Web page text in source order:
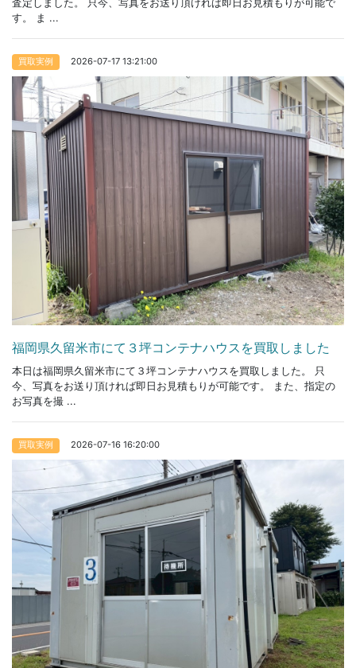
査定しました。 只今、写真をお送り頂ければ即日お見積もりが可能で
す。 ま ...
買取実例 2026-07-17 13:21:00
福岡県久留米市にて３坪コンテナハウスを買取しました
本日は福岡県久留米市にて３坪コンテナハウスを買取しました。 只
今、写真をお送り頂ければ即日お見積もりが可能です。 また、指定の
お写真を撮 ...
買取実例 2026-07-16 16:20:00